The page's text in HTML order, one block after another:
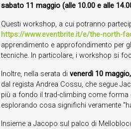
sabato 11 maggio (alle 10.00 e alle
Questi workshop, a cui potranno
https://www.eventbrite.it/e/the-north-
apprendimento e approfondimento per
tecniche. In particolare, i workshop si
Inoltre, nella serata di venerdì 10 maggio,
dal regista Andrea Cossu, che segue
più a fondo il trad-climbing come forma
esplorando cosa significhi veramente
Insieme a Jacopo sul palco di